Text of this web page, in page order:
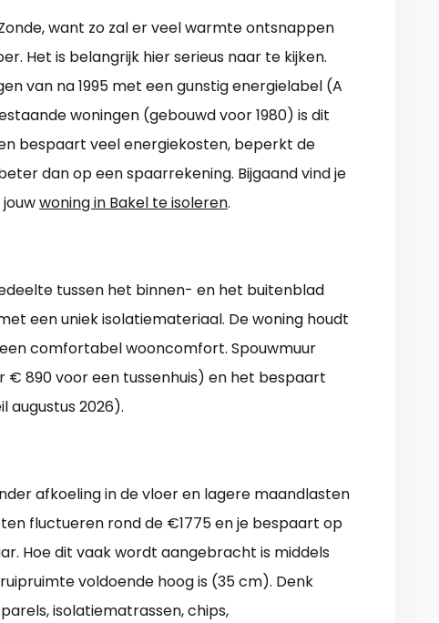
want zo zal er veel warmte ontsnappen
Het is belangrijk hier serieus naar te kijken.
van na 1995 met een gunstig energielabel (A
woningen (gebouwd voor 1980) is dit
bespaart veel energiekosten, beperkt de
dan op een spaarrekening. Bijgaand vind je
woning in Bakel te isoleren.
tussen het binnen- en het buitenblad
een uniek isolatiemateriaal. De woning houdt
comfortabel wooncomfort. Spouwmuur
€ 890 voor een tussenhuis) en het bespaart
augustus 2026).
afkoeling in de vloer en lagere maandlasten
fluctueren rond de €1775 en je bespaart op
Hoe dit vaak wordt aangebracht is middels
voldoende hoog is (35 cm). Denk
isolatiematrassen, chips,